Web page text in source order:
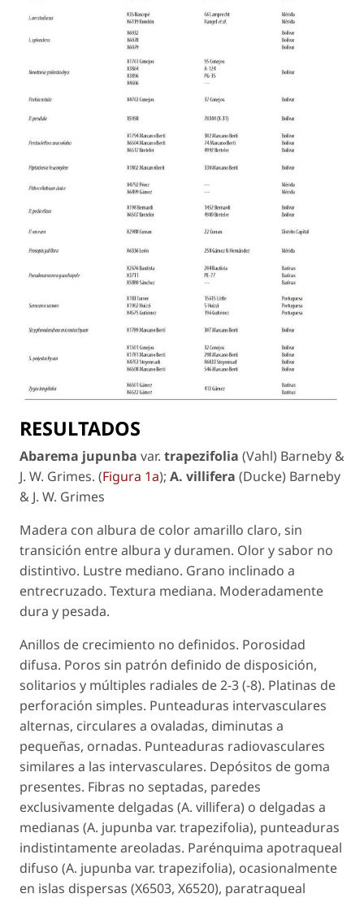
RESULTADOS
Abarema jupunba var. trapezifolia (Vahl) Barneby &
J. W. Grimes. (Figura 1a); A. villifera (Ducke) Barneby
& J. W. Grimes
Madera con albura de color amarillo claro, sin
transición entre albura y duramen. Olor y sabor no
distintivo. Lustre mediano. Grano inclinado a
entrecruzado. Textura mediana. Moderadamente
dura y pesada.
Anillos de crecimiento no definidos. Porosidad
difusa. Poros sin patrón definido de disposición,
solitarios y múltiples radiales de 2-3 (-8). Platinas de
perforación simples. Punteaduras intervasculares
alternas, circulares a ovaladas, diminutas a
pequeñas, ornadas. Punteaduras radiovasculares
similares a las intervasculares. Depósitos de goma
presentes. Fibras no septadas, paredes
exclusivamente delgadas (A. villifera) o delgadas a
medianas (A. jupunba var. trapezifolia), punteaduras
indistintamente areoladas. Parénquima apotraqueal
difuso (A. jupunba var. trapezifolia), ocasionalmente
en islas dispersas (X6503, X6520), paratraqueal